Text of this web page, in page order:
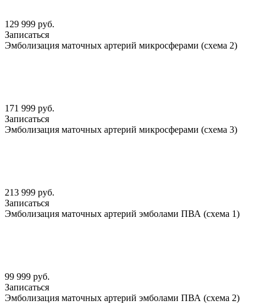
129 999 руб.
Записаться
Эмболизация маточных артерий микросферами (схема 2)
171 999 руб.
Записаться
Эмболизация маточных артерий микросферами (схема 3)
213 999 руб.
Записаться
Эмболизация маточных артерий эмболами ПВА (схема 1)
99 999 руб.
Записаться
Эмболизация маточных артерий эмболами ПВА (схема 2)